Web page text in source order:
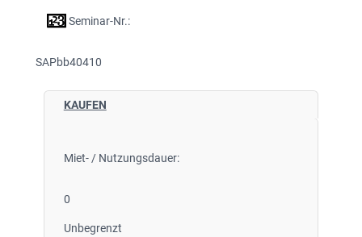
Seminar-Nr.:
SAPbb40410
KAUFEN
Miet- / Nutzungsdauer:
0
Unbegrenzt